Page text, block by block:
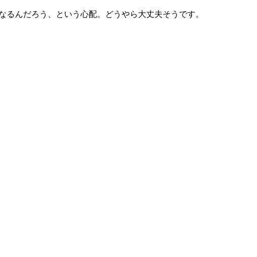
んだろう、という心配。どうやら大丈夫そうです。